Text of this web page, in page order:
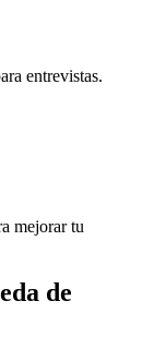
entrevistas.
mejorar tu
de